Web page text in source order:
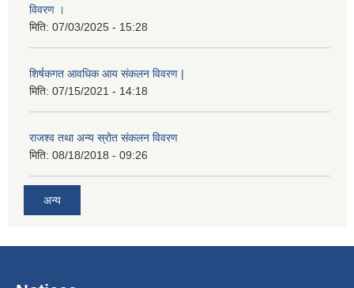
विवरण ।
मिति: 07/03/2025 - 15:28
शिर्षकगत आवधिक आय संकलन विवरण |
मिति: 07/15/2021 - 14:18
राजश्व तथा अन्य स्रोत संकलन विवरण
मिति: 08/18/2018 - 09:26
अन्य